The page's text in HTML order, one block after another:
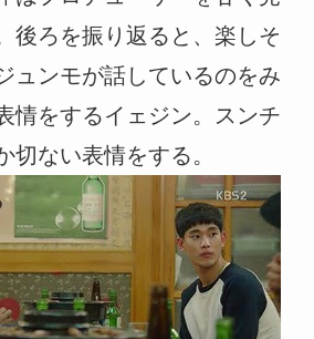
後ろを振り返ると、楽しそ
ュンモが話しているのをみ
情をするイェジン。スンチ
切ない表情をする。